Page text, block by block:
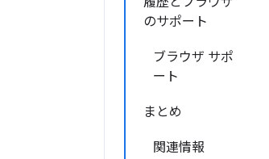
のサポート
ブラウザ サポ
ート
まとめ
関連情報